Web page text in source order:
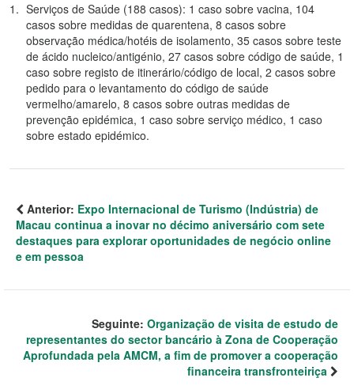
Serviços de Saúde (188 casos): 1 caso sobre vacina, 104
casos sobre medidas de quarentena, 8 casos sobre
observação médica/hotéis de isolamento, 35 casos sobre teste
de ácido nucleico/antigénio, 27 casos sobre código de saúde, 1
caso sobre registo de itinerário/código de local, 2 casos sobre
pedido para o levantamento do código de saúde
vermelho/amarelo, 8 casos sobre outras medidas de
prevenção epidémica, 1 caso sobre serviço médico, 1 caso
sobre estado epidémico.
Anterior: Expo Internacional de Turismo (Indústria) de
Macau continua a inovar no décimo aniversário com sete
destaques para explorar oportunidades de negócio online
e em pessoa
Seguinte: Organização de visita de estudo de
representantes do sector bancário à Zona de Cooperação
Aprofundada pela AMCM, a fim de promover a cooperação
financeira transfronteiriça